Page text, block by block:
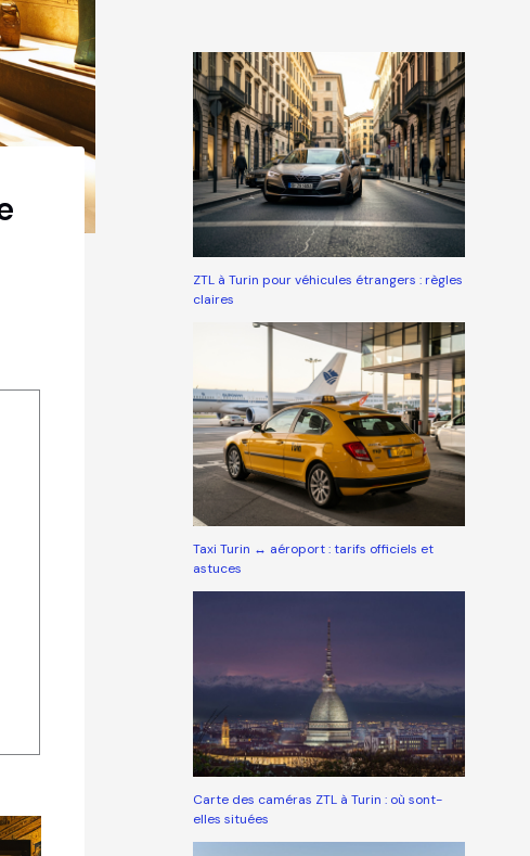
ZTL à Turin pour véhicules étrangers : règles
claires
Taxi Turin ↔ aéroport : tarifs officiels et
astuces
Carte des caméras ZTL à Turin : où sont-
elles situées